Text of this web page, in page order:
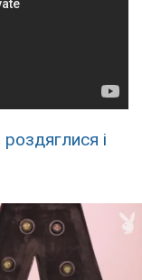
роздяглися і